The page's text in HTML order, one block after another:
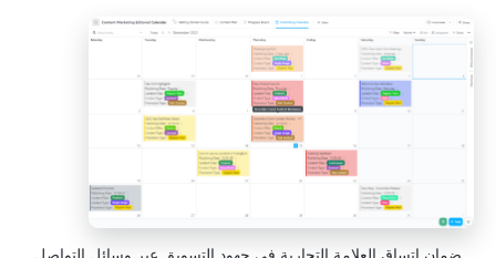
ضمان اتساق العلامة التجارية في جهود التسويق عبر وسائل التواصل